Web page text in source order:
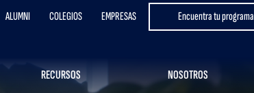
ALUMNI COLEGIOS EMPRESAS Encuentra tu programa
RECURSOS NOSOTROS